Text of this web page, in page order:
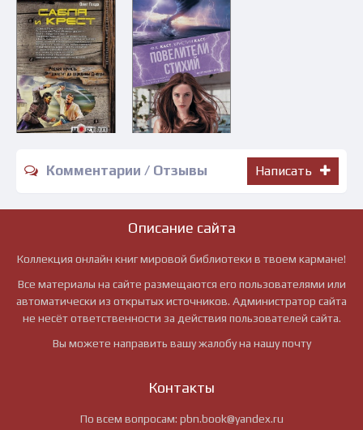
Комментарии / Отзывы Написать
Описание сайта
Коллекция онлайн книг мировой библиотеки в твоем кармане!
Все материалы на сайте размещаются его пользователями или
автоматически из открытых источников. Администратор сайта
не несёт ответственности за действия пользователей сайта.
Вы можете направить вашу жалобу на нашу почту
Контакты
По всем вопросам: pbn.book@yandex.ru